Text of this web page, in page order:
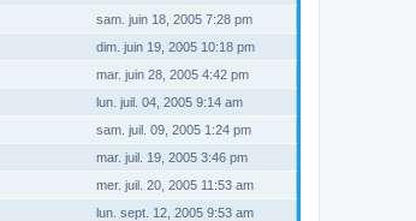
sam. juin 18, 2005 7:28 pm
dim. juin 19, 2005 10:18 pm
mar. juin 28, 2005 4:42 pm
lun. juil. 04, 2005 9:14 am
sam. juil. 09, 2005 1:24 pm
mar. juil. 19, 2005 3:46 pm
mer. juil. 20, 2005 11:53 am
lun. sept. 12, 2005 9:53 am